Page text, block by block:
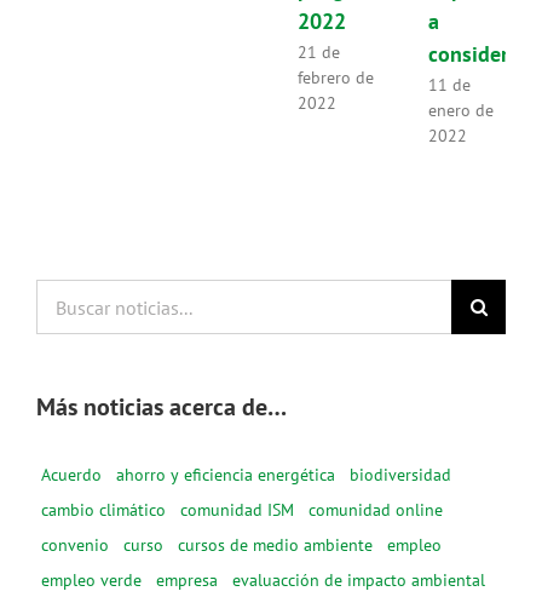
2022
21 de
febrero de
2022
a
considerar
11 de
enero de
2022
noticias...
Más noticias acerca de…
Acuerdo ahorro y eficiencia energética
biodiversidad
cambio climático
comunidad ISM
comunidad online
convenio
curso cursos de medio ambiente
empleo
empleo verde
empresa
evaluacción de impacto ambiental